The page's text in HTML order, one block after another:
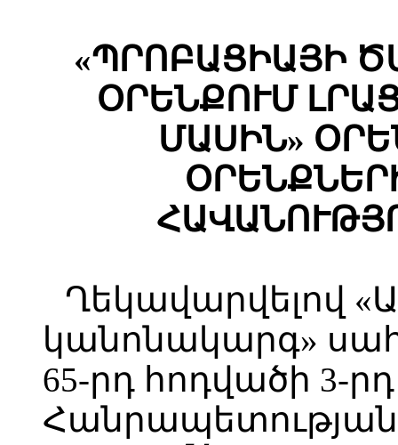
«ՊՐՈԲԱՑԻԱՅԻ
ՕՐԵՆՔՈՒՄ
ՄԱՍԻՆ»
Ղեկավարվելով
կանոնակարգ»
65-րդ հոդվածի 3-
Հանրապետության